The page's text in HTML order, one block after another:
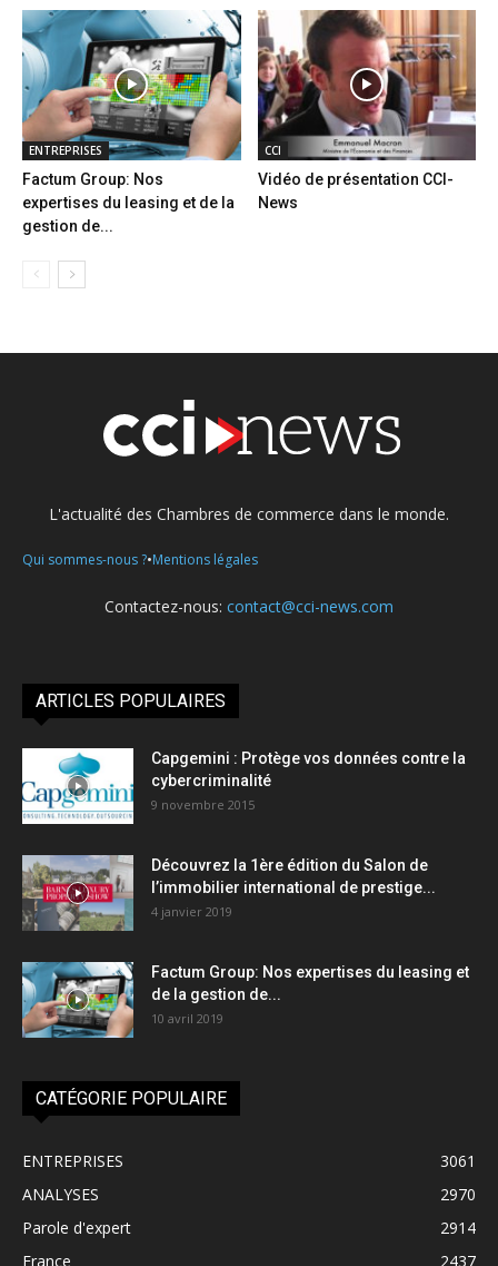
ENTREPRISES
Factum Group: Nos
expertises du leasing et de la
gestion de...
CCI
Vidéo de présentation CCI-
News
L'actualité des Chambres de commerce dans le monde.
Qui sommes-nous ?•Mentions légales
Contactez-nous: contact@cci-news.com
ARTICLES POPULAIRES
Capgemini : Protège vos données contre la
cybercriminalité
9 novembre 2015
Découvrez la 1ère édition du Salon de
l’immobilier international de prestige...
4 janvier 2019
Factum Group: Nos expertises du leasing et
de la gestion de...
10 avril 2019
CATÉGORIE POPULAIRE
ENTREPRISES
3061
ANALYSES
2970
Parole d'expert
2914
France
2437